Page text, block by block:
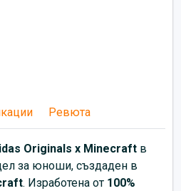
Ревюта
Originals x Minecraft в
за юноши, създаден в
. Изработена от 100%